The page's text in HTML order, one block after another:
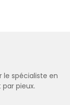
le spécialiste en
pieux.